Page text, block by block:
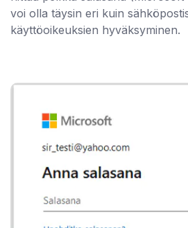
voi olla täysin eri kuin
käyttöoikeuksien hyväksyminen.